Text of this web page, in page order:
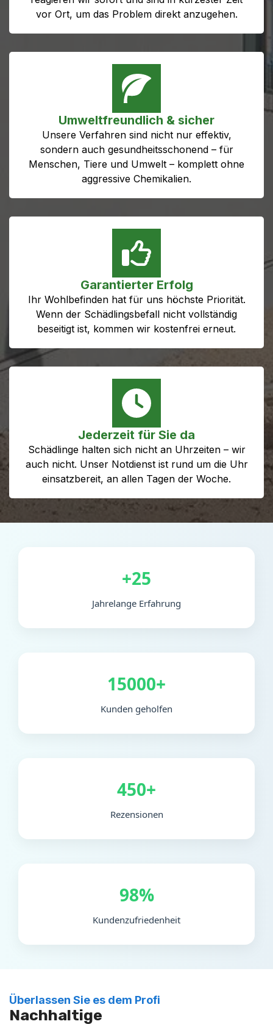
vor Ort, um das Problem direkt anzugehen.
Umweltfreundlich & sicher
Unsere Verfahren sind nicht nur effektiv,
sondern auch gesundheitsschonend – für
Menschen, Tiere und Umwelt – komplett ohne
aggressive Chemikalien.
Garantierter Erfolg
Ihr Wohlbefinden hat für uns höchste Priorität.
Wenn der Schädlingsbefall nicht vollständig
beseitigt ist, kommen wir kostenfrei erneut.
Jederzeit für Sie da
Schädlinge halten sich nicht an Uhrzeiten – wir
auch nicht. Unser Notdienst ist rund um die Uhr
einsatzbereit, an allen Tagen der Woche.
+25
Jahrelange Erfahrung
15000+
Kunden geholfen
450+
Rezensionen
98%
Kundenzufriedenheit
Überlassen Sie es dem Profi
Nachhaltige